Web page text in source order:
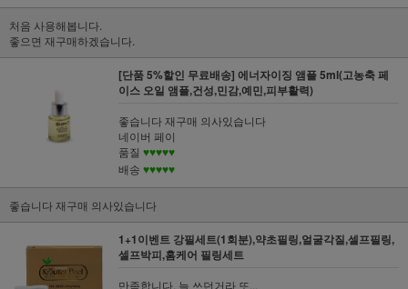
처음 사용해봅니다.
좋으면 재구매하겠습니다.
[단품 5%할인 무료배송] 에너자이징 앰플 5ml(고농축 페
이스 오일 앰플,건성,민감,예민,피부활력)
좋습니다 재구매 의사있습니다
네이버 페이
품질 ♥♥♥♥♥
배송 ♥♥♥♥♥
좋습니다 재구매 의사있습니다
1+1이벤트 강필세트(1회분),약초필링,얼굴각질,셀프필링,
셀프박피,홈케어 필링세트
만족합니다. 늘 쓰던거라 또...